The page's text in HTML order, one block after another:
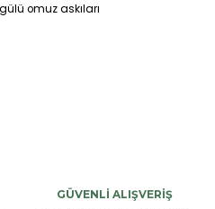
omuz askıları
GÜVENLİ ALIŞVERİŞ